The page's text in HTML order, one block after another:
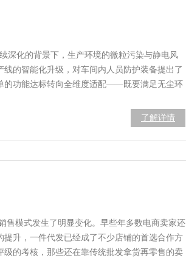
深化的背景下，生产环境的微粒污染与静电风
的智能化升级，对车间内人员防护装备提出了
的功能达标转向全维度适配——既要满足无尘环
了解详情
售模式发生了明显变化。早些年多数电商卖家还
升，一件代发已经成了不少店铺的首选合作方
的考核，那些还在靠传统批发拿货再零售的卖